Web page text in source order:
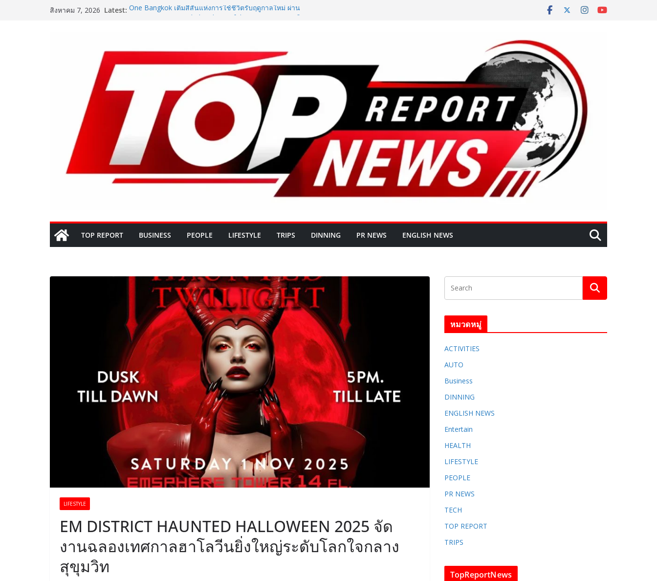
สิงหาคม 7, 2026 Latest: One Bangkok เติมสีสันแห่งการใช้ชีวิตรับฤดูกาลใหม่ ผ่าน
ททท. จับมือ TransNusa Airline – Traveloka ยกระดับการเชื่อมโยง
ไทย–อินโดนีเซีย ดันไทยสู่จุดหมายปลายทางคุณภาพ เชื่อม Asean
Tourism และ Muslim-Friendly Destination
‘RAKSAPHAN’ เปิดฉากคอลเลกชันระดับมาสเตอร์พีซคอลเลกชัน
แรก รังสรรค์ “ผ้าลายน้ำไหล” สู่ชิ้นงานศิลปะสะสมสุดลิมิเต็ด
ถ่ายทอดภูมิปัญญาท้องถิ่นสู่สุนทรียภาพระดับสากล
เปิดตัวเทคโนโลยีเพื่อเด็ก LD ในงาน NCPD 2026 “ทองก้อนใหญ่”
ชูนวัตกรรมช่วยงานแพทย์และนักฟื้นฟู
SME D Bank ผนึกกำลัง สถาบันอาหาร เปิดตัว “FOODNext SME
D Navigator” ชูยุทธศาสตร์ “แหล่งทุนคู่องค์ความรู้” ติดปีก SME
อาหารไทยแข่งขันได้ในเวทีโลก
TOP REPORT BUSINESS PEOPLE LIFESTYLE TRIPS DINNING PR NEWS ENGLISH​ NEWS
LIFESTYLE
EM DISTRICT HAUNTED HALLOWEEN 2025 จัด
งานฉลองเทศกาลฮาโลวีนยิ่งใหญ่ระดับโลกใจกลาง
สุขุมวิท
หมวดหมู่
ACTIVITIES
AUTO
Business
DINNING
ENGLISH​ NEWS
Entertain
HEALTH
LIFESTYLE
PEOPLE
PR NEWS
TECH
TOP REPORT
TRIPS
TopReportNews